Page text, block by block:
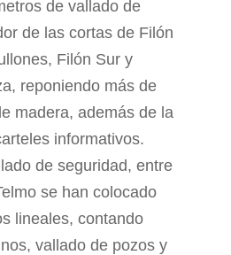
de vallado de
de las cortas de Filón
Filón Sur y
reponiendo más de
madera, además de la
informativos.
de seguridad, entre
se han colocado
lineales, contando
vallado de pozos y